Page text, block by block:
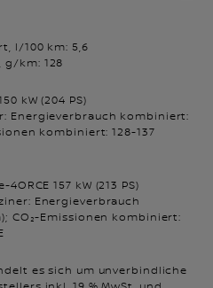
l/100 km: 5,6
g/km: 128
kW (204 PS)
Energieverbrauch kombiniert:
kombiniert: 128-137
157 kW (213 PS)
Energieverbrauch
CO₂-Emissionen kombiniert:
es sich um unverbindliche